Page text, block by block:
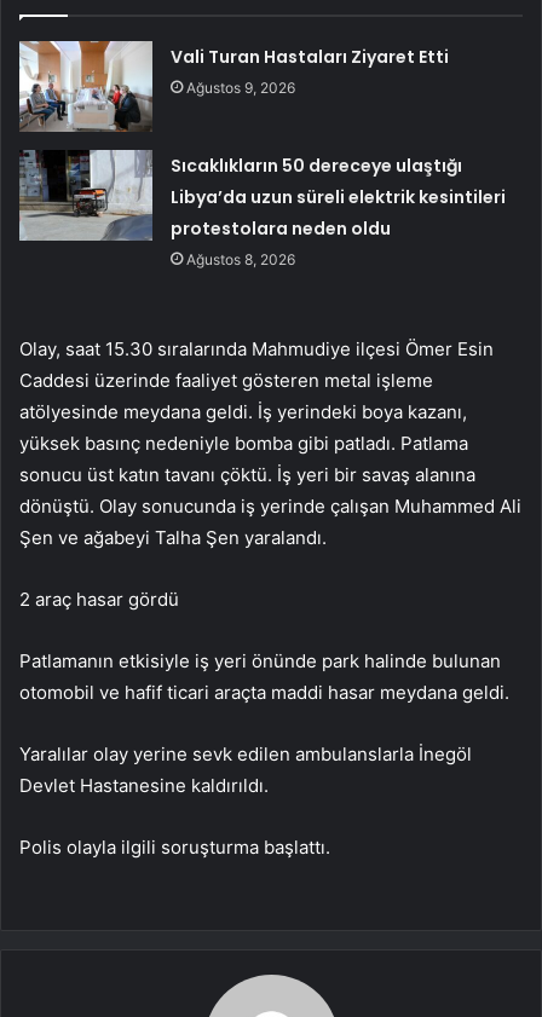
Vali Turan Hastaları Ziyaret Etti
Ağustos 9, 2026
Sıcaklıkların 50 dereceye ulaştığı
Libya’da uzun süreli elektrik kesintileri
protestolara neden oldu
Ağustos 8, 2026
Olay, saat 15.30 sıralarında Mahmudiye ilçesi Ömer Esin
Caddesi üzerinde faaliyet gösteren metal işleme
atölyesinde meydana geldi. İş yerindeki boya kazanı,
yüksek basınç nedeniyle bomba gibi patladı. Patlama
sonucu üst katın tavanı çöktü. İş yeri bir savaş alanına
dönüştü. Olay sonucunda iş yerinde çalışan Muhammed Ali
Şen ve ağabeyi Talha Şen yaralandı.
2 araç hasar gördü
Patlamanın etkisiyle iş yeri önünde park halinde bulunan
otomobil ve hafif ticari araçta maddi hasar meydana geldi.
Yaralılar olay yerine sevk edilen ambulanslarla İnegöl
Devlet Hastanesine kaldırıldı.
Polis olayla ilgili soruşturma başlattı.